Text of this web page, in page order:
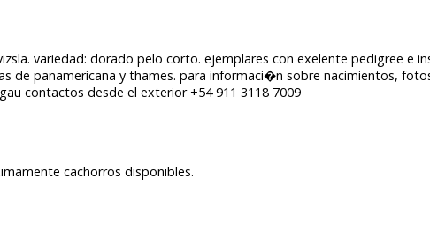
variedad: dorado pelo corto. ejemplares con exelente pedigree e
de panamericana y thames. para informaci�n sobre nacimientos,
contactos desde el exterior +54 911 3118 7009
cachorros disponibles.